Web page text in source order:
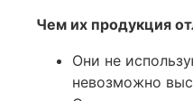
Чем их продукция
Они не
невозможно